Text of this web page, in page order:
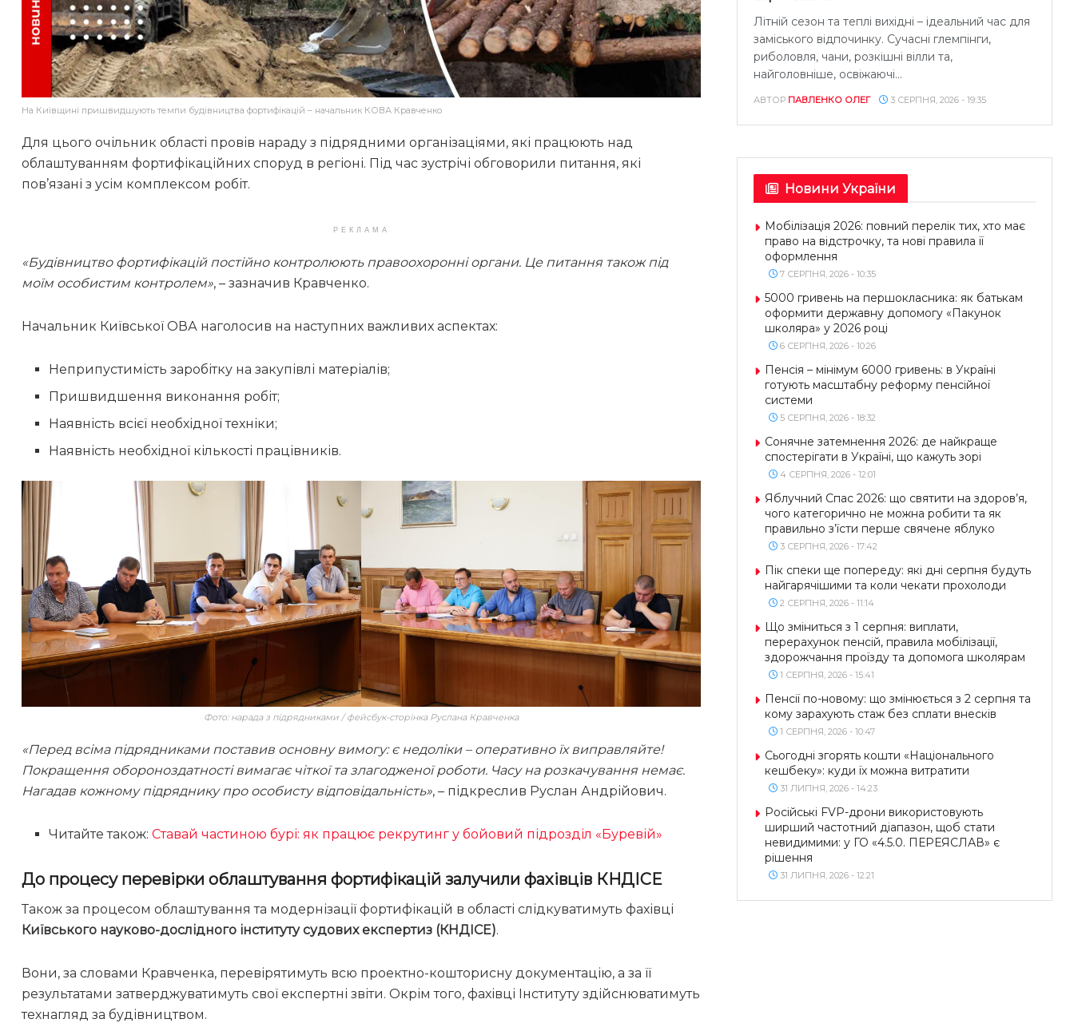
На Київщині пришвидшують темпи будівництва фортифікацій – начальник КОВА Кравченко
Для цього очільник області провів нараду з підрядними організаціями, які працюють над
облаштуванням фортифікаційних споруд в регіоні. Під час зустрічі обговорили питання, які
пов’язані з усім комплексом робіт.
РЕКЛАМА
«Будівництво фортифікацій постійно контролюють правоохоронні органи. Це питання також під
моїм особистим контролем», – зазначив Кравченко.
Начальник Київської ОВА наголосив на наступних важливих аспектах:
Неприпустимість заробітку на закупівлі матеріалів;
Пришвидшення виконання робіт;
Наявність всієї необхідної техніки;
Наявність необхідної кількості працівників.
Фото: нарада з підрядниками / фейсбук-сторінка Руслана Кравченка
«Перед всіма підрядниками поставив основну вимогу: є недоліки – оперативно їх виправляйте!
Покращення обороноздатності вимагає чіткої та злагодженої роботи. Часу на розкачування немає.
Нагадав кожному підряднику про особисту відповідальність», – підкреслив Руслан Андрійович.
Читайте також:Ставай частиною бурі: як працює рекрутинг у бойовий підрозділ «Буревій»
До процесу перевірки облаштування фортифікацій залучили фахівців КНДІСЕ
Також за процесом облаштування та модернізації фортифікацій в області слідкуватимуть фахівці
Київського науково-дослідного інституту судових експертиз (КНДІСЕ).
Вони, за словами Кравченка, перевірятимуть всю проектно-кошторисну документацію, а за її
результатами затверджуватимуть свої експертні звіти. Окрім того, фахівці Інституту здійснюватимуть
технагляд за будівництвом.
Літній сезон та теплі вихідні – ідеальний час для
заміського відпочинку. Сучасні глемпінги,
риболовля, чани, розкішні вілли та,
найголовніше, освіжаючі...
АВТОР ПАВЛЕНКО ОЛЕГ 3 СЕРПНЯ, 2026 - 19:35
Новини України
Мобілізація 2026: повний перелік тих, хто має
право на відстрочку, та нові правила її
оформлення
7 СЕРПНЯ, 2026 - 10:35
5000 гривень на першокласника: як батькам
оформити державну допомогу «Пакунок
школяра» у 2026 році
6 СЕРПНЯ, 2026 - 10:26
Пенсія – мінімум 6000 гривень: в Україні
готують масштабну реформу пенсійної
системи
5 СЕРПНЯ, 2026 - 18:32
Сонячне затемнення 2026: де найкраще
спостерігати в Україні, що кажуть зорі
4 СЕРПНЯ, 2026 - 12:01
Яблучний Спас 2026: що святити на здоров’я,
чого категорично не можна робити та як
правильно з’їсти перше свячене яблуко
3 СЕРПНЯ, 2026 - 17:42
Пік спеки ще попереду: які дні серпня будуть
найгарячішими та коли чекати прохолоди
2 СЕРПНЯ, 2026 - 11:14
Що зміниться з 1 серпня: виплати,
перерахунок пенсій, правила мобілізації,
здорожчання проїзду та допомога школярам
1 СЕРПНЯ, 2026 - 15:41
Пенсії по-новому: що змінюється з 2 серпня та
кому зарахують стаж без сплати внесків
1 СЕРПНЯ, 2026 - 10:47
Сьогодні згорять кошти «Національного
кешбеку»: куди їх можна витратити
31 ЛИПНЯ, 2026 - 14:23
Російські FVP-дрони використовують
ширший частотний діапазон, щоб стати
невидимими: у ГО «4.5.0. ПЕРЕЯСЛАВ» є
рішення
31 ЛИПНЯ, 2026 - 12:21